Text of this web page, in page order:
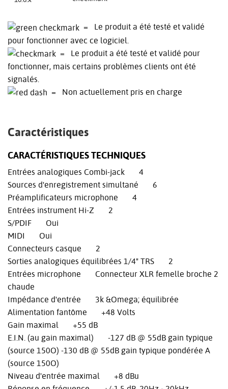
= Le produit a été testé et validé
pour fonctionner avec ce logiciel.
= Le produit a été testé et validé pour
fonctionner, mais certains problèmes clients ont été
signalés.
= Non actuellement pris en charge
Caractéristiques
CARACTÉRISTIQUES TECHNIQUES
Entrées analogiques Combi-jack 4
Sources d'enregistrement simultané 6
Préamplificateurs microphone 4
Entrées instrument Hi-Z 2
S/PDIF Oui
MIDI Oui
Connecteurs casque 2
Sorties analogiques équilibrées 1/4" TRS 2
Entrées microphone Connecteur XLR femelle broche 2
chaude
Impédance d'entrée 3k &Omega; équilibrée
Alimentation fantôme +48 Volts
Gain maximal +55 dB
E.I.N. (au gain maximal) -127 dB @ 55dB gain typique
(source 150O) -130 dB @ 55dB gain typique pondérée A
(source 150O)
Niveau d'entrée maximal +8 dBu